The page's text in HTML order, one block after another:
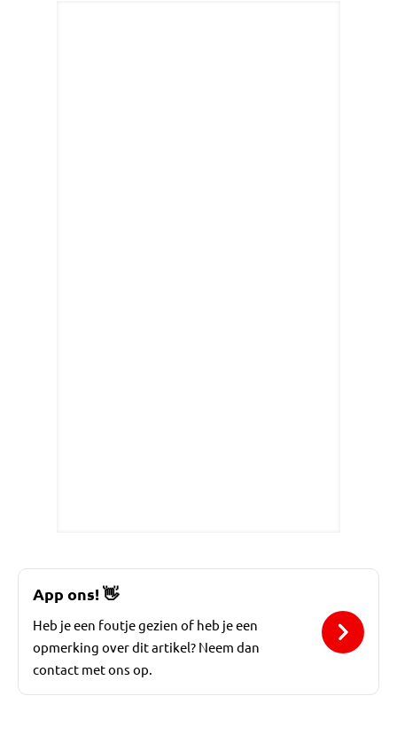
App ons!👋
Heb je een foutje gezien of heb je een
opmerking over dit artikel? Neem dan
contact met ons op.